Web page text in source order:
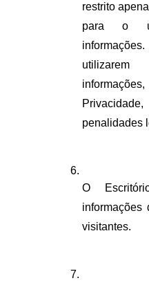
restrito
para o
utilizarem
penalidades
O
informações
visitantes.